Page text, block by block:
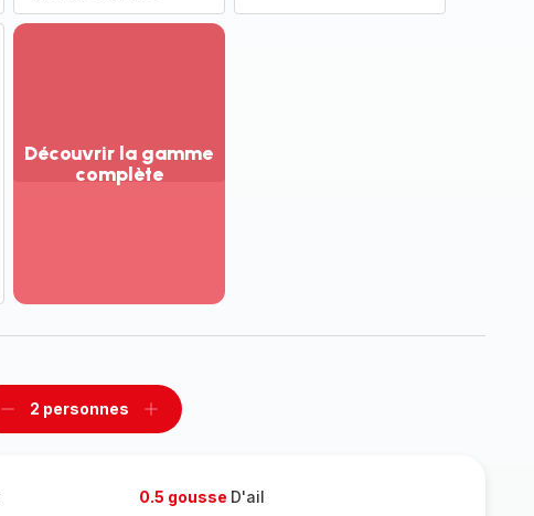
Découvrir la gamme
complète
gamme
Supprimer
2 personnes
Ajouter
0.5 gousse D'ail